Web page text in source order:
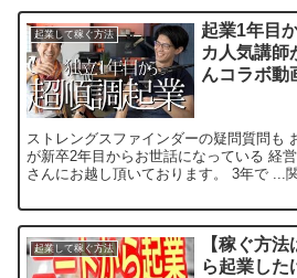
起業して稼ぐ方法
起業1年目
カ人気講師
んコラボ動
ストレングスファインダーの疑問質問も
が新卒2年目からお世話になっている 経
さんにお越し頂いております。 3年で ...
起業して稼ぐ方法
【稼ぐ方
ら起業した